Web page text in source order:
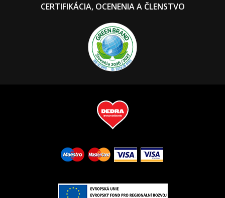
CERTIFIKÁCIA, OCENENIA A ČLENSTVO